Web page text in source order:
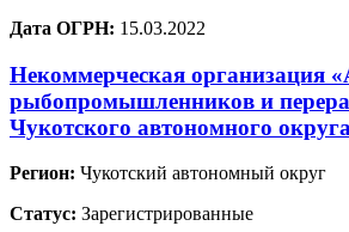
Дата ОГРН: 15.03.2022
Некоммерческая организация
рыбопромышленников и
Чукотского автономного
Регион: Чукотский автономный округ
Статус: Зарегистрированные